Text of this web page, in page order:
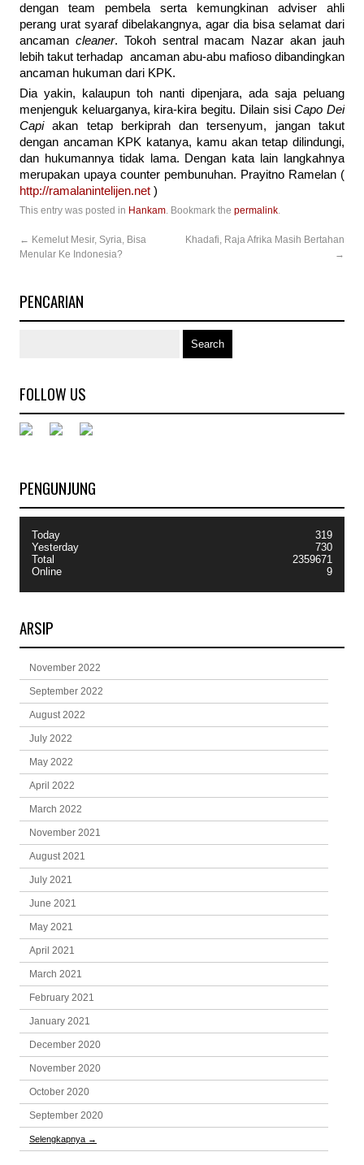
dengan team pembela serta kemungkinan adviser ahli
perang urat syaraf dibelakangnya, agar dia bisa selamat dari
ancaman cleaner. Tokoh sentral macam Nazar akan jauh
lebih takut terhadap ancaman abu-abu mafioso dibandingkan
ancaman hukuman dari KPK.
Dia yakin, kalaupun toh nanti dipenjara, ada saja peluang
menjenguk keluarganya, kira-kira begitu. Dilain sisiCapo Dei
Capiakan tetap berkiprah dan tersenyum, jangan takut
dengan ancaman KPK katanya, kamu akan tetap dilindungi,
dan hukumannya tidak lama. Dengan kata lain langkahnya
merupakan upaya counter pembunuhan. Prayitno Ramelan (
http://ramalanintelijen.net )
This entry was posted in Hankam. Bookmark the permalink.
← Kemelut Mesir, Syria, Bisa
Menular Ke Indonesia?
Khadafi, Raja Afrika Masih Bertahan
→
PENCARIAN
FOLLOW US
PENGUNJUNG
Today
Yesterday
Total
Online
319
730
2359671
9
ARSIP
November 2022
September 2022
August 2022
July 2022
May 2022
April 2022
March 2022
November 2021
August 2021
July 2021
June 2021
May 2021
April 2021
March 2021
February 2021
January 2021
December 2020
November 2020
October 2020
September 2020
Selengkapnya →